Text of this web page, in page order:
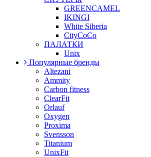
GREENCAMEL
IKINGI
White Siberia
CityCoCo
ПАЛАТКИ
Unix
Популярные бренды
Altezani
Ammity
Carbon fitness
ClearFit
Orlauf
Oxygen
Proxima
Svensson
Titanium
UnixFit